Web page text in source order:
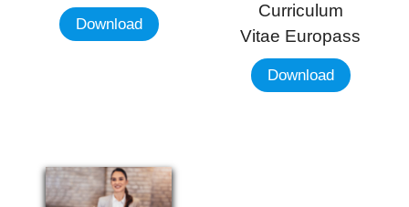
Download
Curriculum
Vitae Europass
Download